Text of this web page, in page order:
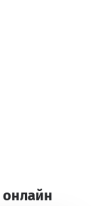
онлайн